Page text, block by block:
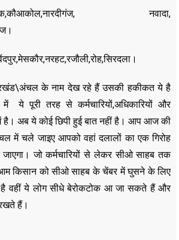
नवादा,
के नाम देख रहे हैं उसकी हकीकत ये है
ये पूरी तरह से कर्मचारियों,अधिकारियों और
में है। अब ये कोई छिपी हुई बात नहीं है। आप आज की
में चले जाइए आपको वहां दलालों का एक गिरोह
जो कर्मचारियों से लेकर सीओ साहब तक
किसान को सीओ साहब के चेंबर में घुसने के लिए
है वहीं ये लोग सीधे बेरोकटोक आ जा सकते हैं और
हैं।